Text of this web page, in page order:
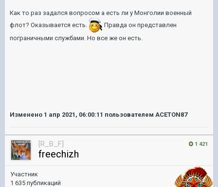
Как то раз задался вопросом а есть ли у Монголии военный
флот? Оказывается есть.
Правда он представлен
пограничными службами. Но все же он есть.
Изменено 1 апр 2021, 06:00:11 пользователем ACETON87
1 421
[R_B_F]
freechizh
Участник
1 635 публикаций